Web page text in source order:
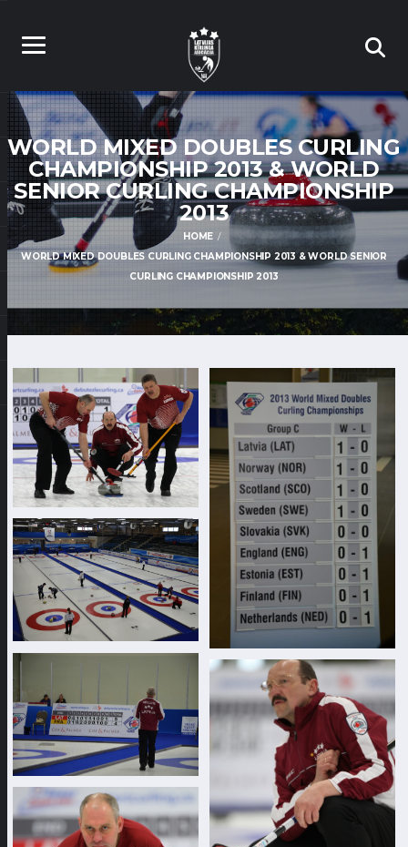
WORLD MIXED DOUBLES CURLING
CHAMPIONSHIP 2013 & WORLD
SENIOR CURLING CHAMPIONSHIP
2013
HOME
WORLD MIXED DOUBLES CURLING CHAMPIONSHIP 2013 & WORLD SENIOR
CURLING CHAMPIONSHIP 2013